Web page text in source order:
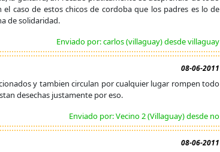
caso de estos chicos de cordoba que los padres es lo de
de solidaridad.
Enviado por: carlos (villaguay) desde villaguay
08-06-2011
y tambien circulan por cualquier lugar rompen todo
desechas justamente por eso.
Enviado por: Vecino 2 (Villaguay) desde no
08-06-2011